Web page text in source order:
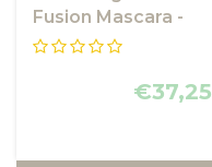
Fusion Mascara -
Brown
€37,25